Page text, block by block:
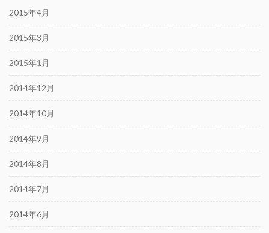
2015年4月
2015年3月
2015年1月
2014年12月
2014年10月
2014年9月
2014年8月
2014年7月
2014年6月